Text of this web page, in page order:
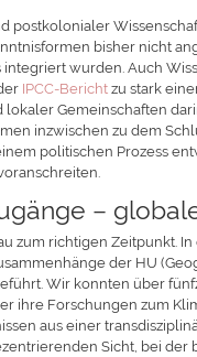
postkolonialer
bisher nicht
wurden. Auch
IPCC-Bericht zu stark
Gemeinschaften
inzwischen zu dem
politischen Prozess
–
zum richtigen Zeitpunkt.
der HU
Wir konnten über
ihre Forschungen zum
aus einer
Sicht, bei